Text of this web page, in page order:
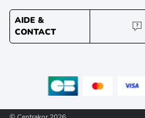
AIDE &
CONTACT